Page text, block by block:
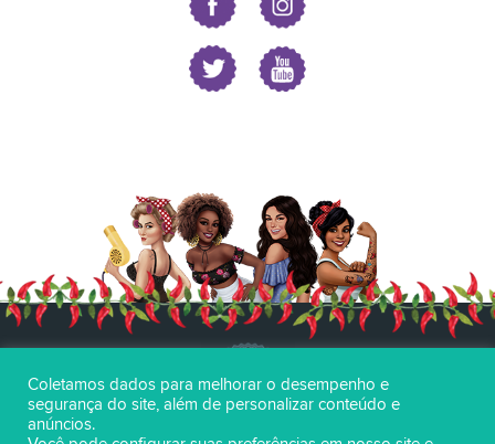
Coletamos dados para melhorar o desempenho e
segurança do site, além de personalizar conteúdo e
anúncios.